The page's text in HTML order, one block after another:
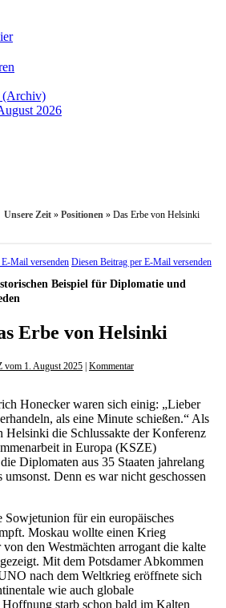
(Archiv)
2026
Unsere Zeit » Positionen » Das Erbe von Helsinki
Diesen Beitrag per E-Mail versenden
Beispiel für Diplomatie und
Erbe von Helsinki
vom 1. August 2025 Kommentar
Honecker waren sich einig: „Lieber
als eine Minute schießen.“ Als
Helsinki die Schlussakte der Konferenz
in Europa (KSZE)
Diplomaten aus 35 Staaten jahrelang
Denn es war nicht geschossen
So­wjet­union für ein europäisches
Moskau wollte einen Krieg
den Westmächten arrogant die kalte
Mit dem Potsdamer Abkommen
nach dem Weltkrieg eröffnete sich
wie auch globale
starb schon bald im Kalten